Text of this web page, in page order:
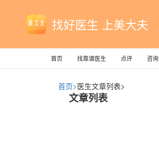
找好医生 上美大夫
首页 找靠谱医生 点评 咨询
首页>医生文章列表>
文章列表